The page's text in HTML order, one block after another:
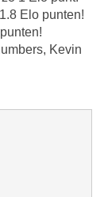
Elo punten!
Kevin